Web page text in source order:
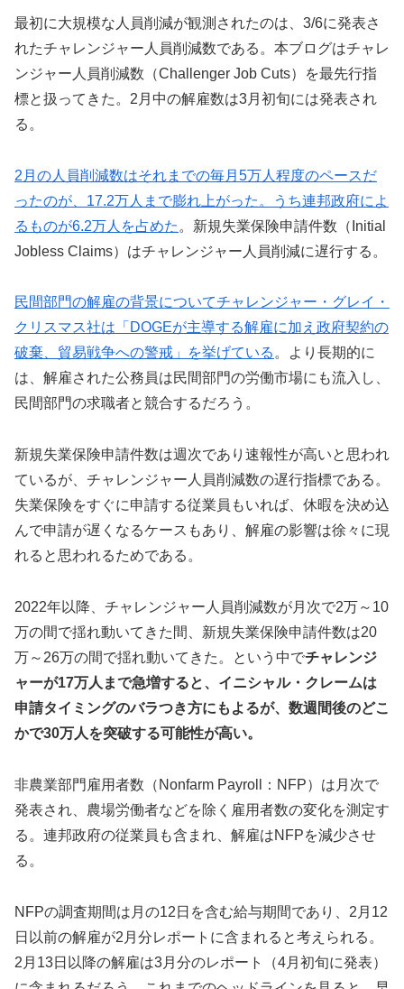
最初に大規模な人員削減が観測されたのは、3/6に発表さ
れたチャレンジャー人員削減数である。本ブログはチャレ
ンジャー人員削減数（Challenger Job Cuts）を最先行指
標と扱ってきた。2月中の解雇数は3月初旬には発表され
る。
2月の人員削減数はそれまでの毎月5万人程度のペースだ
ったのが、17.2万人まで膨れ上がった。うち連邦政府によ
るものが6.2万人を占めた 。新規失業保険申請件数（Initial
Jobless Claims）はチャレンジャー人員削減に遅行する。
民間部門の解雇の背景についてチャレンジャー・グレイ・
クリスマス社は「DOGEが主導する解雇に加え政府契約の
破棄、貿易戦争への警戒」を挙げている 。より長期的に
は、解雇された公務員は民間部門の労働市場にも流入し、
民間部門の求職者と競合するだろう。
新規失業保険申請件数は週次であり速報性が高いと思われ
ているが、チャレンジャー人員削減数の遅行指標である。
失業保険をすぐに申請する従業員もいれば、休暇を決め込
んで申請が遅くなるケースもあり、解雇の影響は徐々に現
れると思われるためである。
2022年以降、チャレンジャー人員削減数が月次で2万～10
万の間で揺れ動いてきた間、新規失業保険申請件数は20
万～26万の間で揺れ動いてきた。という中でチャレンジ
ャーが17万人まで急増すると、イニシャル・クレームは
申請タイミングのバラつき方にもよるが、数週間後のどこ
かで30万人を突破する可能性が高い。
非農業部門雇用者数（Nonfarm Payroll：NFP）は月次で
発表され、農場労働者などを除く雇用者数の変化を測定す
る。連邦政府の従業員も含まれ、解雇はNFPを減少させ
る。
NFPの調査期間は月の12日を含む給与期間であり、2月12
日以前の解雇が2月分レポートに含まれると考えられる。
2月13日以降の解雇は3月分のレポート（4月初旬に発表）